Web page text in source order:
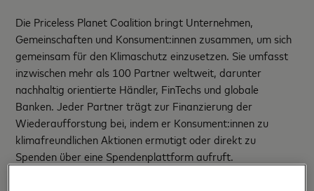
Die Priceless Planet Coalition bringt Unternehmen,
Gemeinschaften und Konsument:innen zusammen, um sich
gemeinsam für den Klimaschutz einzusetzen. Sie umfasst
inzwischen mehr als 100 Partner weltweit, darunter
nachhaltig orientierte Händler, FinTechs und globale
Banken. Jeder Partner trägt zur Finanzierung der
Wiederaufforstung bei, indem er Konsument:innen zu
klimafreundlichen Aktionen ermutigt oder direkt zu
Spenden über eine Spendenplattform aufruft.